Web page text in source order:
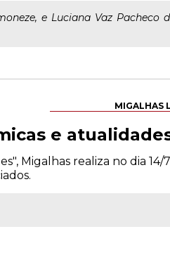
e Luciana Vaz Pacheco
MIGALHAS
e
Migalhas realiza no dia 14/